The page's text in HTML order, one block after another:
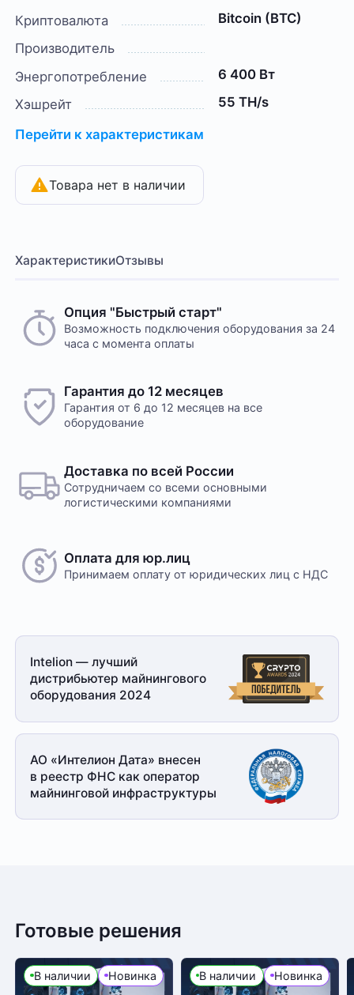
Криптовалюта
Bitcoin (BTC)
Производитель
Энергопотребление
6 400 Вт
Хэшрейт
55 TH/s
Перейти к характеристикам
Товара нет в наличии
ХарактеристикиОтзывы
Опция "Быстрый старт"
Возможность подключения оборудования за 24
часа с момента оплаты
Гарантия до 12 месяцев
Гарантия от 6 до 12 месяцев на все
оборудование
Доставка по всей России
Сотрудничаем со всеми основными
логистическими компаниями
Оплата для юр.лиц
Принимаем оплату от юридических лиц с НДС
Intelion — лучший
дистрибьютер майнингового
оборудования 2024
АО «Интелион Дата» внесен
в реестр ФНС как оператор
майнинговой инфраструктуры
Готовые решения
В наличии Новинка В наличии Новинка